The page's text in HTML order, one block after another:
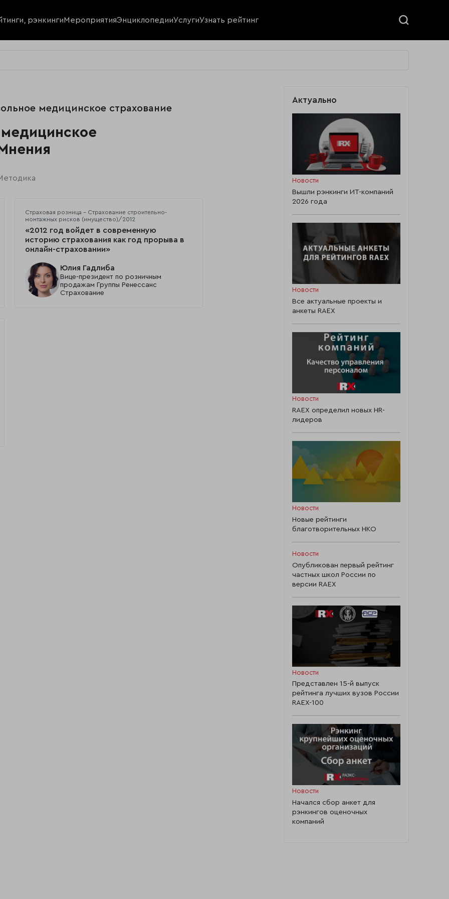
рэнкингиМероприятияЭнциклопедииУслугиУзнать рейтинг
медицинское страхование
Страховая розница - Страхование строительно-
монтажных рисков (имущество)/2012
«2012 год войдет в современную
историю страхования как год прорыва в
онлайн-страховании»
Юлия Гадлиба
Вице-президент по розничным
продажам Группы Ренессанс
Страхование
Актуально
Новости
Вышли рэнкинги ИТ-компаний
2026 года
Новости
Все актуальные проекты и
анкеты RAEX
Новости
RAEX определил новых HR-
лидеров
Новости
Новые рейтинги
благотворительных НКО
Новости
Опубликован первый рейтинг
частных школ России по
версии RAEX
Новости
Представлен 15-й выпуск
рейтинга лучших вузов России
RAEX-100
Новости
Начался сбор анкет для
рэнкингов оценочных
компаний